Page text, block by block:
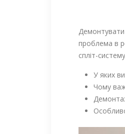
проблема в
спліт-
У яких
Чому